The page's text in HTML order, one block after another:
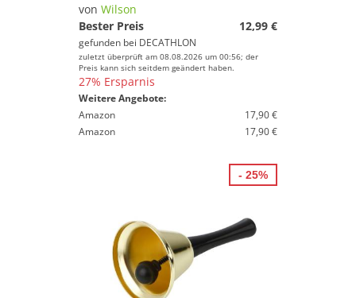
von Wilson
Bester Preis
12,99 €
gefunden bei DECATHLON
zuletzt überprüft am 08.08.2026 um 00:56; der
Preis kann sich seitdem geändert haben.
27% Ersparnis
Weitere Angebote:
Amazon
17,90 €
Amazon
17,90 €
- 25%